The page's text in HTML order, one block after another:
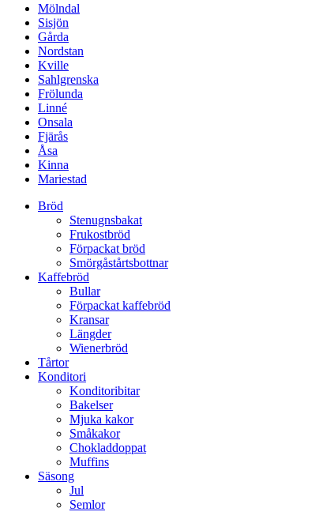
Mölndal
Sisjön
Gårda
Nordstan
Kville
Sahlgrenska
Frölunda
Linné
Onsala
Fjärås
Åsa
Kinna
Mariestad
Bröd
Stenugnsbakat
Frukostbröd
Förpackat bröd
Smörgåstårtsbottnar
Kaffebröd
Bullar
Förpackat kaffebröd
Kransar
Längder
Wienerbröd
Tårtor
Konditori
Konditoribitar
Bakelser
Mjuka kakor
Småkakor
Chokladdoppat
Muffins
Säsong
Jul
Semlor